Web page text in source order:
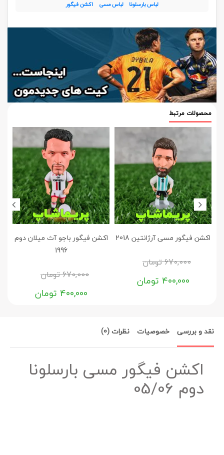
لباس بارسلونا لباس مسی اکشن فیگور
محصولات مرتبط
اکشن فیگور مسی آرژانتین 2018
670,000تومان
400,000 تومان
اکشن فیگور باجو آث میلان دوم
1996
670,000تومان
400,000 تومان
نقد و بررسی خصوصیات نظرات (0)
اکشن فیگور مسی بارسلونا
دوم 05/06